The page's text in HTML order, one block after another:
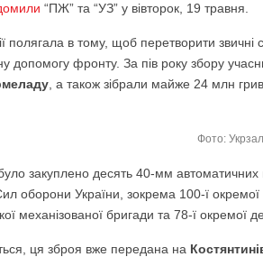
“ПЖ” та “УЗ” у вівторок, 19 травня.
полягала в тому, щоб перетворити
допомогу фронту. За пів року збору
, а також зібрали майже 24 млн
Фото:
закуплено десять 40-мм автоматичних
Сил оборони України, зокрема 100-ї
механізованої бригади та 78-ї окремої
ця зброя вже передана на